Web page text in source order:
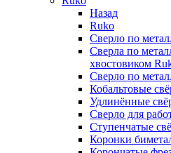
Назад
Ruko
Сверло по
Сверла по
хвостовиком
Сверло по
Кобальтовые
Удлинённые
Сверло для
Ступенчатые
Коронки